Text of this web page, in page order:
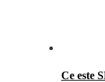
Ce este